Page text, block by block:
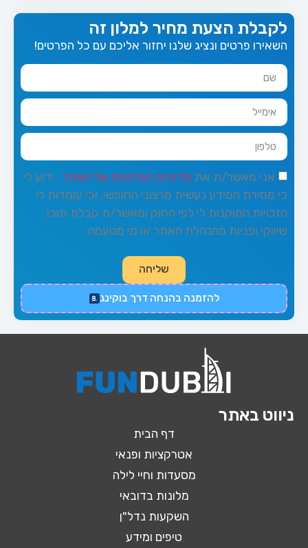
לקבלת הצעת מחיר למלון זה
השאירו פרטים ונציג שלנו יחזור אליכם עם כל הפרטים!
אני מאשר/ת את מדיניות הפרטיות של האתר . ידוע לי
כי מסירת המידע נעשית מרצוני החופשי, וכי עומדות לי
הזכויות המוקנות לי לפי החוק ומאשר/ת קבלת תוכן
שיווקי ופניות מהנהלת האתר או מי מטעמה.
שליחה
להזמנה בהנחה דרך בוקינג
ניווט באתר
דף הבית
אטרקציות ופנאי
מסעדות וחיי לילה
מלונות בדובאי
השקעות נדל"ן
טיפים ומידע